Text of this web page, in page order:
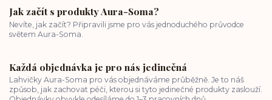
Jak začít s produkty Aura-Soma?
Nevíte, jak začít? Připravili jsme pro vás jednoduchého průvodce
světem Aura-Soma.
Každá objednávka je pro nás jedinečná
Lahvičky Aura-Soma pro vás objednáváme průběžně. Je to náš
způsob, jak zachovat péči, kterou si tyto jedinečné produkty zaslouží.